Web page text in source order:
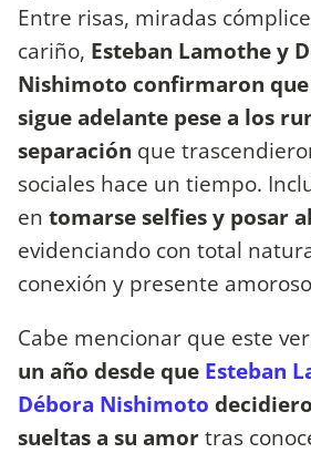
Entre risas, miradas
cariño, Esteban Lamothe y
Nishimoto confirmaron
sigue adelante pese a los
separación que
sociales hace un tiempo.
en tomarse selfies y posar
evidenciando con total
conexión y presente
Cabe mencionar que este
un año desde que Esteban
Débora Nishimoto
sueltas a su amortras